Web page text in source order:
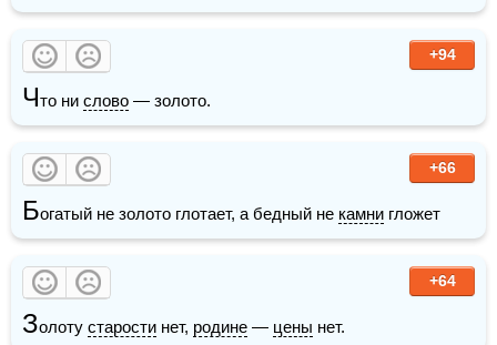
+94
Что ни слово — золото.
+66
Богатый не золото глотает, а бедный не камни гложет
+64
Золоту старости нет, родине — цены нет.